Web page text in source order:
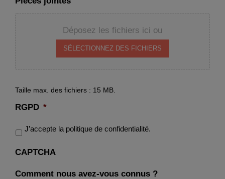
Déposez les fichiers ici ou
SÉLECTIONNEZ DES FICHIERS
Taille max. des fichiers : 15 MB.
RGPD *
J’accepte la politique de confidentialité.
CAPTCHA
Comment nous avez-vous connus ?